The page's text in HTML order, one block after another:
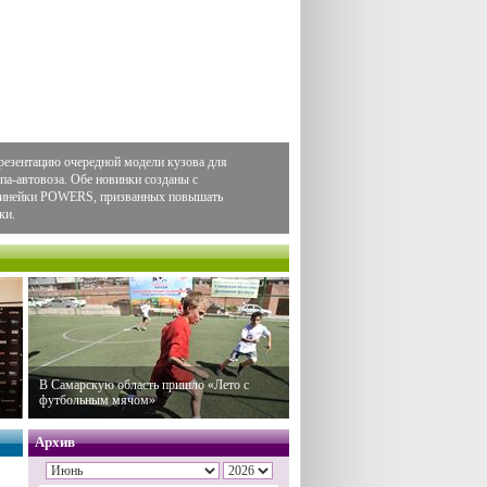
очередной модели кузова для
автовоза. Обе новинки созданы с
POWERS, призванных повышать
В Самарскую область пришло «Лето с
футбольным мячом»
Архив